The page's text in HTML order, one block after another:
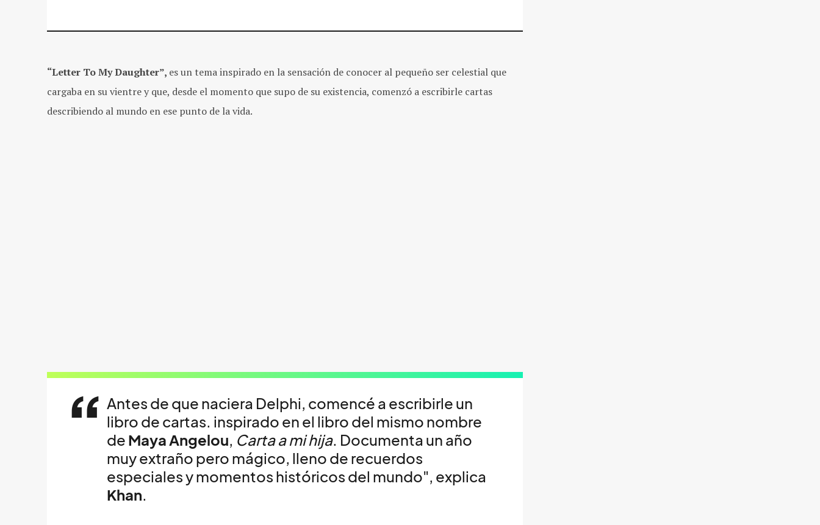
“Letter To My Daughter”, esun tema inspirado en la sensación de conocer al pequeño ser celestial que
cargaba en su vientre y que, desde el momento que supo de su existencia, comenzó a escribirle cartas
describiendo al mundo en ese punto de la vida.
Antes de que naciera Delphi, comencé a escribirle un
libro de cartas. inspirado en el libro del mismo nombre
de Maya Angelou, Carta a mi hija. Documenta un año
muy extraño pero mágico, lleno de recuerdos
especiales y momentos históricos del mundo", explica
Khan.